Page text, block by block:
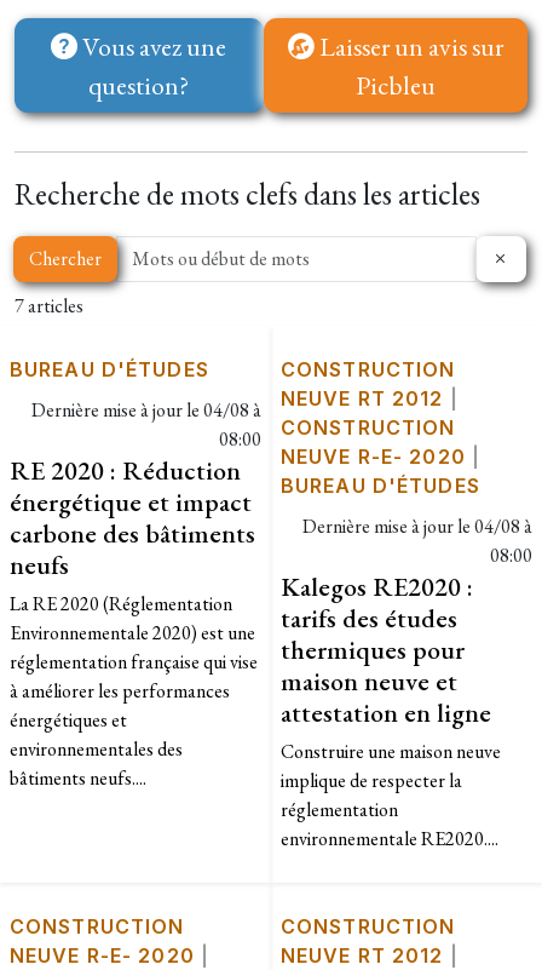
Vous avez une
question?
Laisser un avis sur
Picbleu
Recherche de mots clefs dans les articles
Chercher
7 articles
BUREAU D'ÉTUDES
Dernière mise à jour le04/08 à
08:00
RE 2020 : Réduction
énergétique et impact
carbone des bâtiments
neufs
La RE 2020 (Réglementation
Environnementale 2020) est une
réglementation française qui vise
à améliorer les performances
énergétiques et
environnementales des
bâtiments neufs....
CONSTRUCTION
NEUVE RT 2012
CONSTRUCTION
NEUVE R-E- 2020
BUREAU D'ÉTUDES
Dernière mise à jour le04/08 à
08:00
Kalegos RE2020 :
tarifs des études
thermiques pour
maison neuve et
attestation en ligne
Construire une maison neuve
implique de respecter la
réglementation
environnementale RE2020....
CONSTRUCTION
NEUVE R-E- 2020
CONSTRUCTION
NEUVE RT 2012